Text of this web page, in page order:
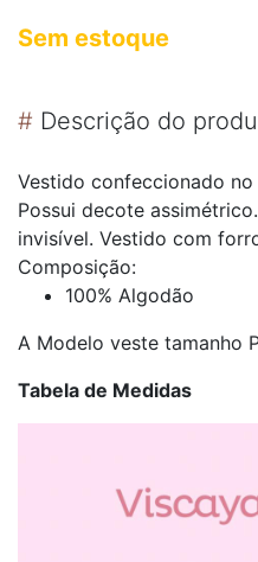
Sem estoque
# Descrição do
Vestido confeccionado
Possui decote
invisível. Vestido com
Composição:
100% Algodão
A Modelo veste tamanho
Tabela de Medidas